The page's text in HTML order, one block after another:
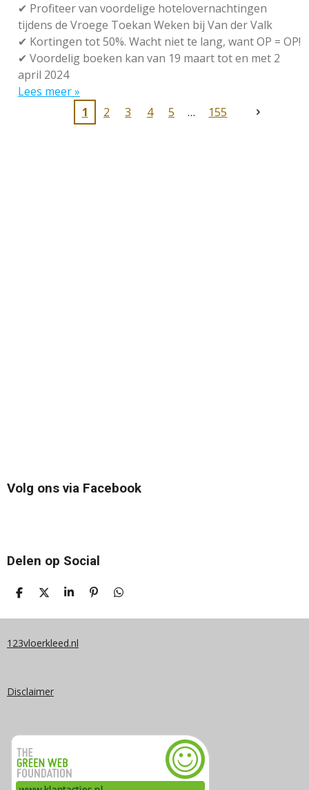
✔ Profiteer van voordelige hotelovernachtingen
tijdens de Vroege Toekan Weken bij Van der Valk
✔ Kortingen tot 50%. Wacht niet te lang, want OP = OP!
✔ Voordelig boeken kan van 19 maart tot en met 2
april 2024
Lees meer »
1
2 3 4 5 155
Volg ons via Facebook
Delen op Social
D
L
N
D
E
S
A
E
P
N
D
L
123vloerkleed.nl
Disclaimer